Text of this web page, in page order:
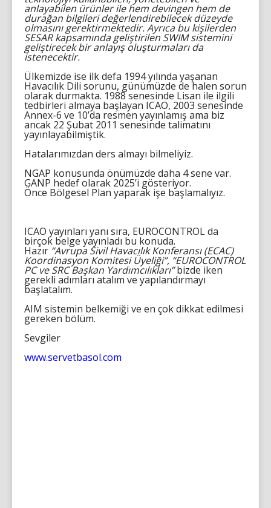
anlayabilen ürünler ile hem devingen hem de
durağan bilgileri değerlendirebilecek düzeyde
olmasını gerektirmektedir. Ayrıca bu kişilerden
SESAR kapsamında geliştirilen SWIM sistemini
geliştirecek bir anlayış oluşturmaları da
istenecektir.
Ülkemizde ise ilk defa 1994 yılında yaşanan
Havacılık Dili sorunu, günümüzde de halen sorun
olarak durmakta. 1988 senesinde Lisan ile ilgili
tedbirleri almaya başlayan ICAO, 2003 senesinde
Annex-6 ve 10’da resmen yayınlamış ama biz
ancak 22 Şubat 2011 senesinde talimatını
yayınlayabilmiştik.
Hatalarımızdan ders almayı bilmeliyiz.
NGAP konusunda önümüzde daha 4 sene var.
GANP hedef olarak 2025’i gösteriyor.
Önce Bölgesel Plan yaparak işe başlamalıyız.
ICAO yayınları yanı sıra, EUROCONTROL da
birçok belge yayınladı bu konuda.
Hazır “Avrupa Sivil Havacılık Konferansı (ECAC)
Koordinasyon Komitesi Üyeliği”, “EUROCONTROL
PC ve SRC Başkan Yardımcılıkları”bizde iken
gerekli adımları atalım ve yapılandırmayı
başlatalım.
AIM sistemin belkemiği ve en çok dikkat edilmesi
gereken bölüm.
Sevgiler
www.servetbasol.com